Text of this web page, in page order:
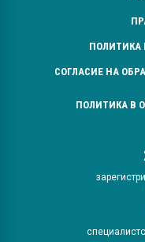
СОГЛАСИЕ НА
ПОЛИТИКА В